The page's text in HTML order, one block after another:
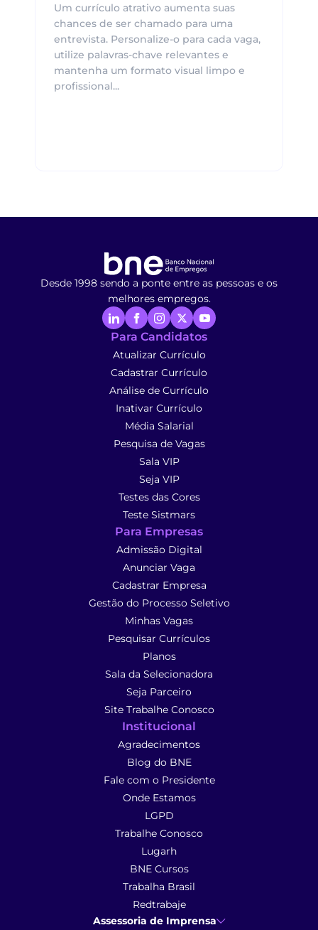
Um currículo atrativo aumenta suas
chances de ser chamado para uma
entrevista. Personalize-o para cada vaga,
utilize palavras-chave relevantes e
mantenha um formato visual limpo e
profissional...
Desde 1998 sendo a ponte entre as pessoas e os
melhores empregos.
Para Candidatos
Atualizar Currículo
Cadastrar Currículo
Análise de Currículo
Inativar Currículo
Média Salarial
Pesquisa de Vagas
Sala VIP
Seja VIP
Testes das Cores
Teste Sistmars
Para Empresas
Admissão Digital
Anunciar Vaga
Cadastrar Empresa
Gestão do Processo Seletivo
Minhas Vagas
Pesquisar Currículos
Planos
Sala da Selecionadora
Seja Parceiro
Site Trabalhe Conosco
Institucional
Agradecimentos
Blog do BNE
Fale com o Presidente
Onde Estamos
LGPD
Trabalhe Conosco
Lugarh
BNE Cursos
Trabalha Brasil
Redtrabaje
Assessoria de Imprensa